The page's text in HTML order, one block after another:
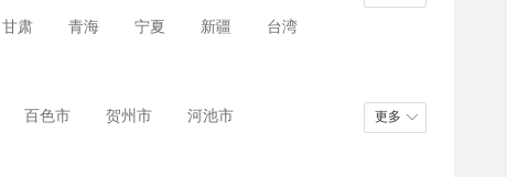
甘肃 青海 宁夏 新疆 台湾
百色市 贺州市 河池市 更多